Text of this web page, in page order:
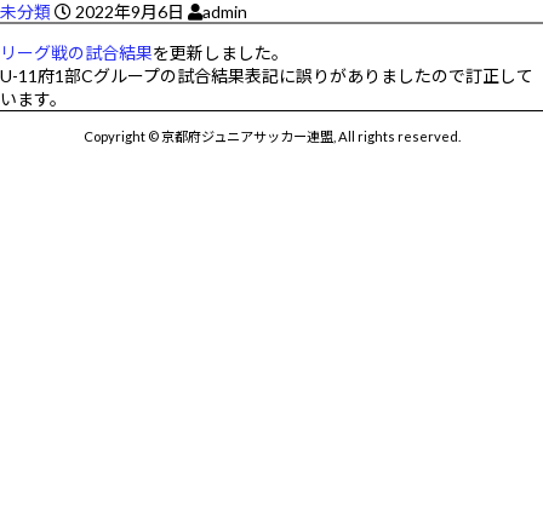
未分類 2022年9月6日
admin
リーグ戦の試合結果を更新しました。
U-11府1部Cグループの試合結果表記に誤りがありましたので訂正して
います。
Copyright © 京都府ジュニアサッカー連盟, All rights reserved.